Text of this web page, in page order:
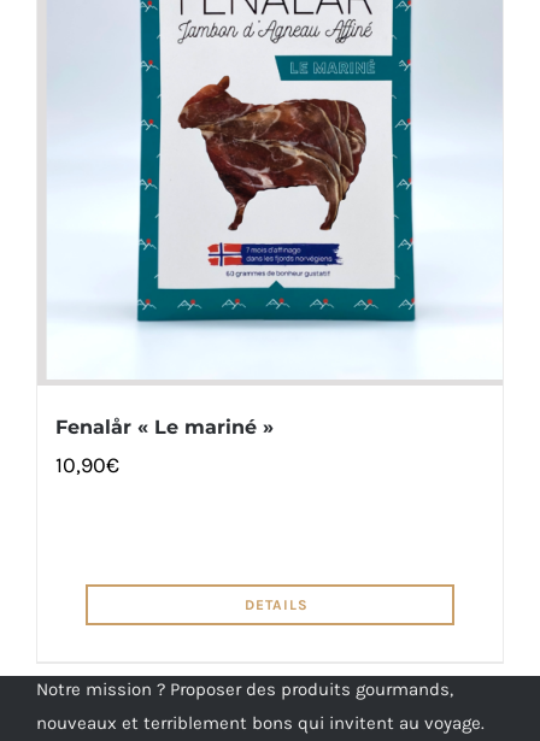
Fenalår « Le mariné »
10,90€
DETAILS
Notre mission ? Proposer des produits gourmands,
nouveaux et terriblement bons qui invitent au voyage.